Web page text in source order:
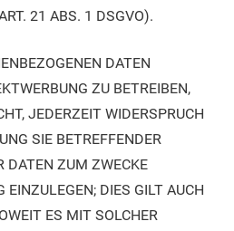
21 ABS. 1 DSGVO).
DATEN
ZU BETREIBEN,
JEDERZEIT WIDERSPRUCH
SIE BETREFFENDER
DATEN ZUM ZWECKE
EINZULEGEN; DIES GILT AUCH
ES MIT SOLCHER